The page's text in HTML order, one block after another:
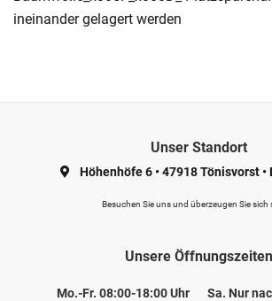
ineinander gelagert werden
Unser Standort
Höhenhöfe 6 •47918 Tönisvorst •
Besuchen Sie uns und überzeugen Sie sich
Unsere Öffnungszeiten
Mo.-Fr. 08:00-18:00 Uhr
Sa. Nur